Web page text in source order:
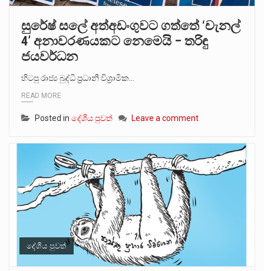
සුරේෂ් සලේ අත්අඩංගුවට ගත්තේ ‘චැනල්
4’ අනාවරණයකට නෙමෙයි – තරිඳු
ජයවර්ධන
හිටපු රාජ්‍ය බුද්ධි ප්‍රධානී විශ්‍රාමික…
READ MORE
Posted in දේශීය පුවත් Leave a comment
දේශීය පුවත්